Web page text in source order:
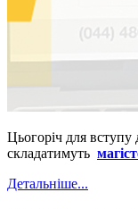
Цьогоріч для вступу
складатимуть
Детальніше...